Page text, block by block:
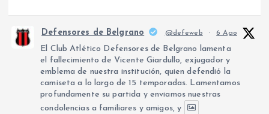
Defensores de Belgrano @defeweb · 6 Ago
El Club Atlético Defensores de Belgrano lamenta
el fallecimiento de Vicente Giardullo, exjugador y
emblema de nuestra institución, quien defendió la
camiseta a lo largo de 15 temporadas. Lamentamos
profundamente su partida y enviamos nuestras
condolencias a familiares y amigos, y